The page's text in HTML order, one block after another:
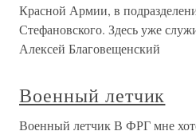
Красной Армии, в
Стефановского. Здесь уже
Алексей Благовещенский
Военный летчик
Военный летчик В ФРГ мне